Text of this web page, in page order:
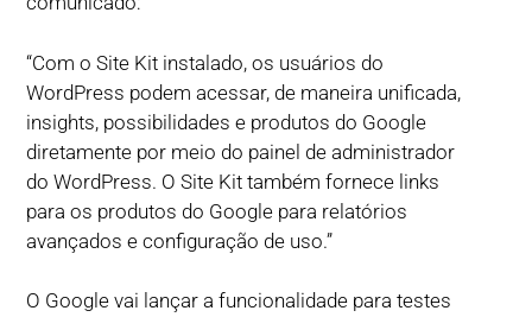
“Com o Site Kit instalado, os usuários do
WordPress podem acessar, de maneira unificada,
insights, possibilidades e produtos do Google
diretamente por meio do painel de administrador
do WordPress. O Site Kit também fornece links
para os produtos do Google para relatórios
avançados e configuração de uso.”
O Google vai lançar a funcionalidade para testes